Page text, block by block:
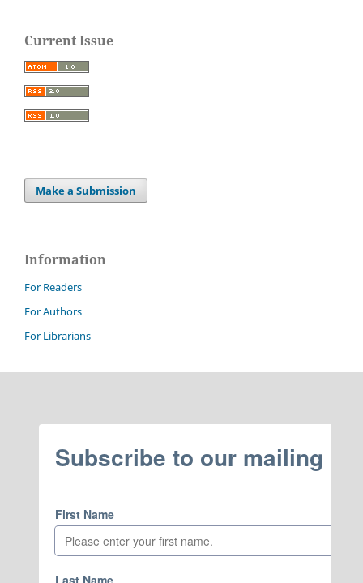
Current Issue
Make a Submission
Information
For Readers
For Authors
For Librarians